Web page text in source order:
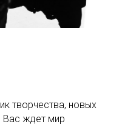
творчества, новых
Вас ждет мир